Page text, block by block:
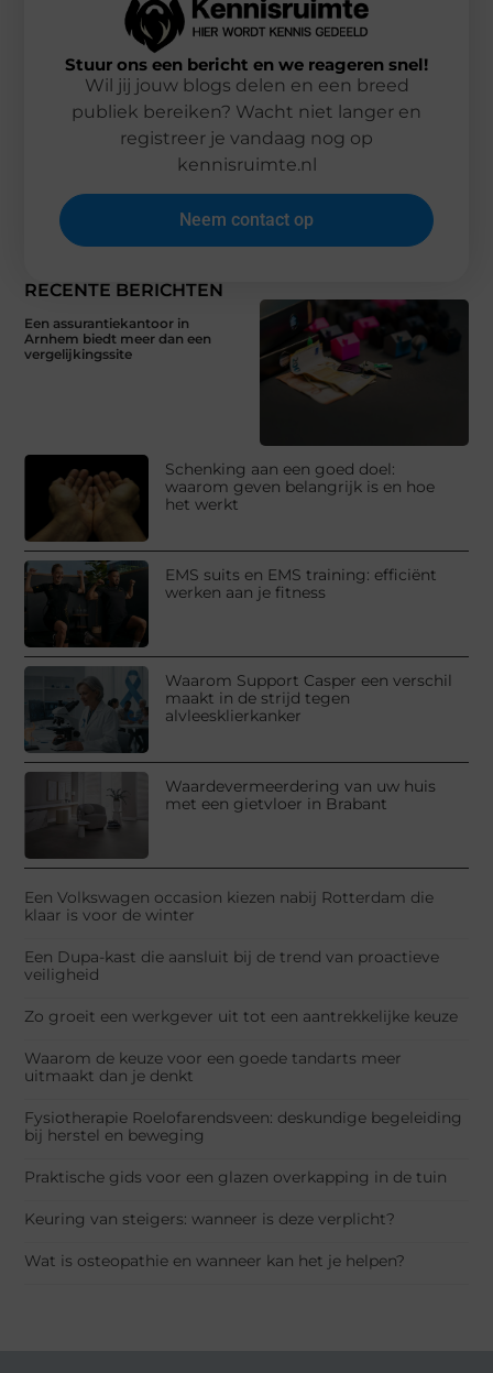
RECENTE BERICHTEN
Een assurantiekantoor in
Arnhem biedt meer dan een
vergelijkingssite
Schenking aan een goed doel:
waarom geven belangrijk is en hoe
het werkt
EMS suits en EMS training: efficiënt
werken aan je fitness
Waarom Support Casper een verschil
maakt in de strijd tegen
alvleesklierkanker
Waardevermeerdering van uw huis
met een gietvloer in Brabant
Een Volkswagen occasion kiezen nabij Rotterdam die
klaar is voor de winter
Een Dupa-kast die aansluit bij de trend van proactieve
veiligheid
Zo groeit een werkgever uit tot een aantrekkelijke keuze
Waarom de keuze voor een goede tandarts meer
uitmaakt dan je denkt
Fysiotherapie Roelofarendsveen: deskundige begeleiding
bij herstel en beweging
Praktische gids voor een glazen overkapping in de tuin
Keuring van steigers: wanneer is deze verplicht?
Wat is osteopathie en wanneer kan het je helpen?
Stuur ons een bericht en we reageren snel!
Wil jij jouw blogs delen en een breed
publiek bereiken? Wacht niet langer en
registreer je vandaag nog op
kennisruimte.nl
Neem contact op